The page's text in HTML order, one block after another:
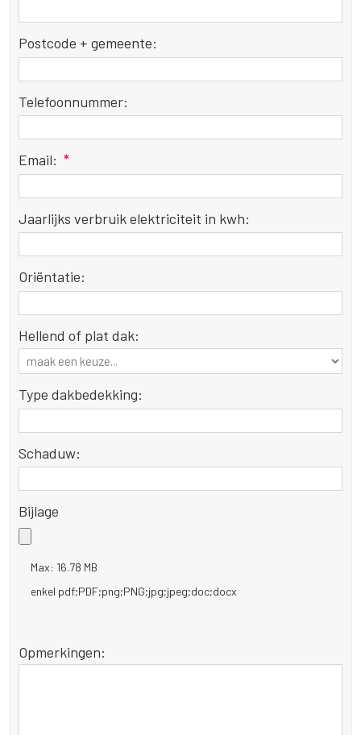
Postcode + gemeente:
Telefoonnummer:
Email: *
Jaarlijks verbruik elektriciteit in kwh:
Oriëntatie:
Hellend of plat dak:
Type dakbedekking:
Schaduw:
Bijlage
Max: 16.78 MB
enkel pdf;PDF;png;PNG;jpg;jpeg;doc;docx
Opmerkingen: